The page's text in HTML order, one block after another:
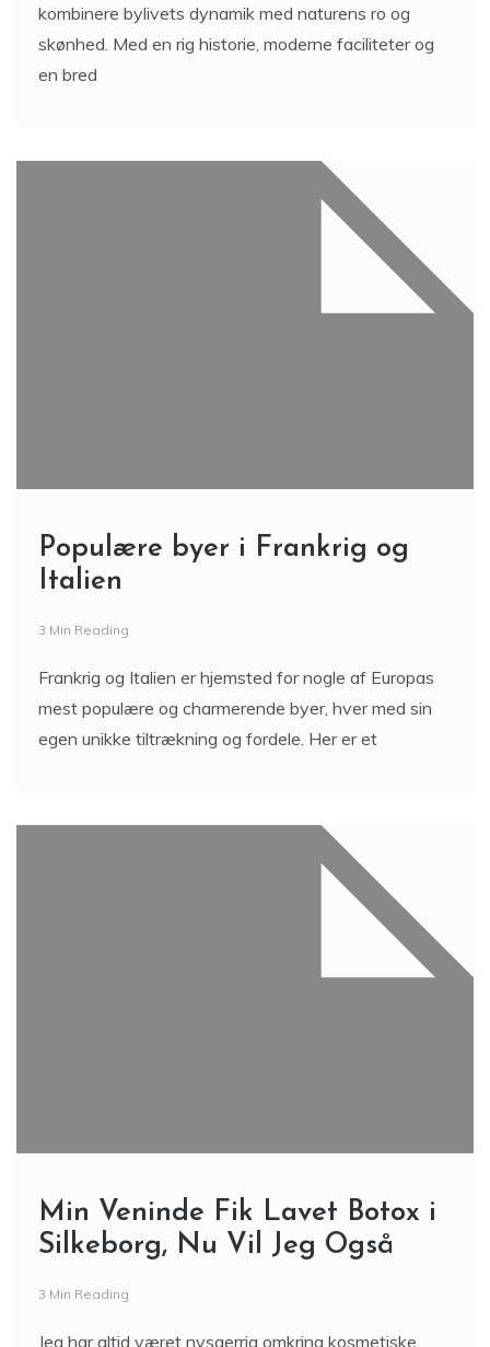
kombinere bylivets dynamik med naturens ro og
skønhed. Med en rig historie, moderne faciliteter og
en bred
Populære byer i Frankrig og
Italien
3 Min Reading
Frankrig og Italien er hjemsted for nogle af Europas
mest populære og charmerende byer, hver med sin
egen unikke tiltrækning og fordele. Her er et
Min Veninde Fik Lavet Botox i
Silkeborg, Nu Vil Jeg Også
3 Min Reading
Jeg har altid været nysgerrig omkring kosmetiske